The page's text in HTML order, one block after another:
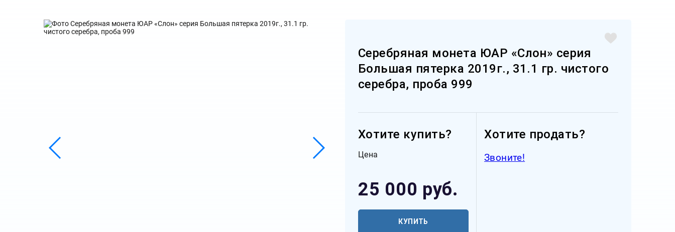
Серебряная монета ЮАР «Слон» серия
Большая пятерка 2019г., 31.1 гр. чистого
серебра, проба 999
Хотите купить?
Цена
25 000 руб.
КУПИТЬ
Хотите продать?
Звоните!